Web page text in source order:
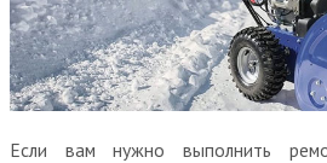
Если вам нужно выполнить